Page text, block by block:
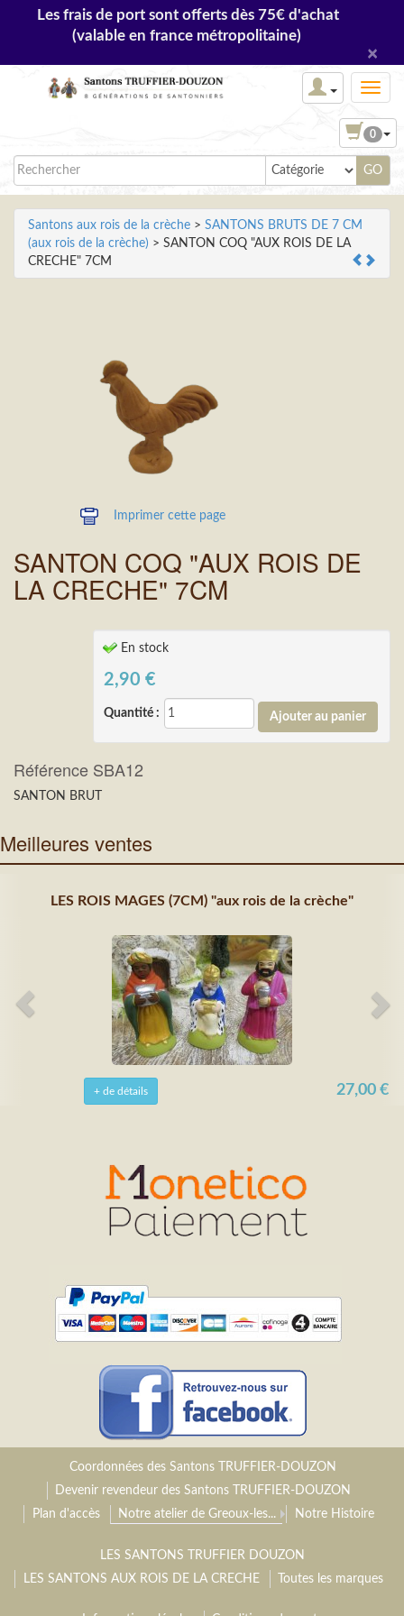
Les frais de port sont offerts dès 75€ d'achat
(valable en france métropolitaine)
×
0
Santons aux rois de la crèche > SANTONS BRUTS DE 7 CM
(aux rois de la crèche) > SANTON COQ "AUX ROIS DE LA
CRECHE" 7CM
Imprimer cette page
SANTON COQ "AUX ROIS DE
LA CRECHE" 7CM
En stock
2,90 €
Quantité :
Référence SBA12
SANTON BRUT
Meilleures ventes
LES ROIS MAGES (7CM) "aux rois de la crèche"
+ de détails 27,00 €
Coordonnées des Santons TRUFFIER-DOUZON
Devenir revendeur des Santons TRUFFIER-DOUZON
Plan d'accès
Notre atelier de Greoux-les... Notre Histoire
LES SANTONS TRUFFIER DOUZON
LES SANTONS AUX ROIS DE LA CRECHE
Toutes les marques